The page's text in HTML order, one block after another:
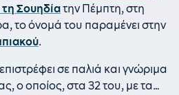
Σουηδίατην Πέμπτη, στη
το όνομά του παραμένει στην
.
σε παλιά και γνώριμα
ο οποίος, στα 32 του, με τα…